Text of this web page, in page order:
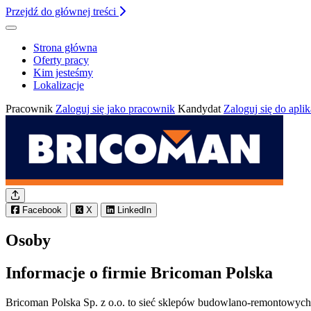
Przejdź do głównej treści
Menu kariery
Strona główna
Oferty pracy
Kim jesteśmy
Lokalizacje
Pracownik Zaloguj się jako pracownik Kandydat Zaloguj się do
Udostępnij stronę
Facebook
X LinkedIn
Osoby
Informacje o firmie Bricoman Polska
Bricoman Polska Sp. z o.o. to sieć sklepów budowlano-